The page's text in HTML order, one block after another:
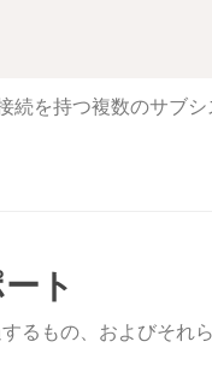
続を持つ複数のサブシ
ト
るもの、およびそれ